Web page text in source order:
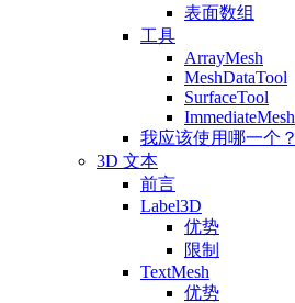
表面数组
工具
ArrayMesh
MeshDataTool
SurfaceTool
ImmediateMesh
我应该使用哪一个？
3D 文本
前言
Label3D
优势
限制
TextMesh
优势